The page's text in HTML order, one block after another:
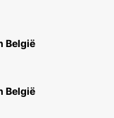
België
België